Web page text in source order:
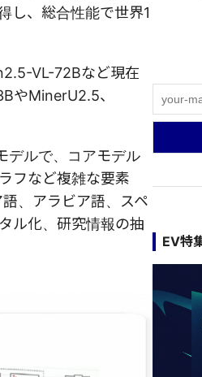
し、総合性能で世界1
VL-72Bなど現在
やMinerU2.5、
デルで、コアモデル
フなど複雑な要素
、アラビア語、スペ
ル化、研究情報の抽
EV特